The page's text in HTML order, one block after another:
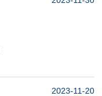
20
2023-11